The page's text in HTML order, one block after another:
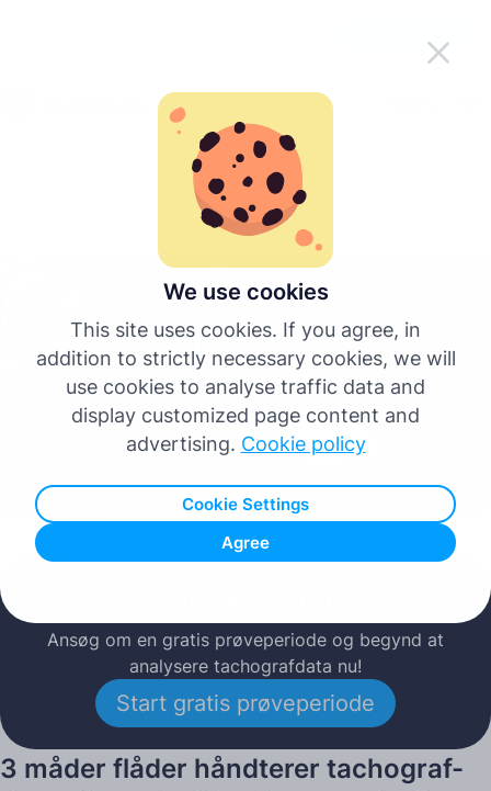
We use cookies
This site uses cookies. If you agree, in
addition to strictly necessary cookies, we will
use cookies to analyse traffic data and
display customized page content and
advertising. Cookie policy
Cookie Settings
Agree
Français
Italiano
Tilbage til alle indlæg
Udgivet: 08.01.2026
Ansøg om en gratis prøveperiode og begynd at
analysere tachografdata nu!
Start gratis prøveperiode
3 måder flåder håndterer tachograf-